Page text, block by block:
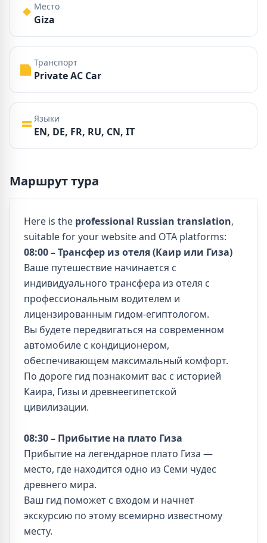
Место
Giza
Транспорт
Private AC Car
Языки
EN, DE, FR, RU, CN, IT
Маршрут тура
Here is the professional Russian translation,
suitable for your website and OTA platforms:
08:00 – Трансфер из отеля (Каир или Гиза)
Ваше путешествие начинается с
индивидуального трансфера из отеля с
профессиональным водителем и
лицензированным гидом-египтологом.
Вы будете передвигаться на современном
автомобиле с кондиционером,
обеспечивающем максимальный комфорт.
По дороге гид познакомит вас с историей
Каира, Гизы и древнеегипетской
цивилизации.
08:30 – Прибытие на плато Гиза
Прибытие на легендарное плато Гиза —
место, где находится одно из Семи чудес
древнего мира.
Ваш гид поможет с входом и начнет
экскурсию по этому всемирно известному
месту.